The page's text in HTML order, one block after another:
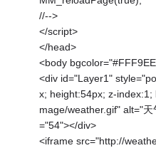
//-->
</script>
</head>
<body
<div id="Layer1"
x; height:54px; z-
mage/weather.gif" alt="
="54"></div>
<iframe src="http://